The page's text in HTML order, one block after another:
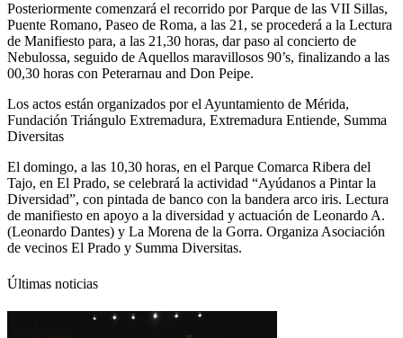
Posteriormente comenzará el recorrido por Parque de las VII Sillas,
Puente Romano, Paseo de Roma, a las 21, se procederá a la Lectura
de Manifiesto para, a las 21,30 horas, dar paso al concierto de
Nebulossa, seguido de Aquellos maravillosos 90’s, finalizando a las
00,30 horas con Peterarnau and Don Peipe.
Los actos están organizados por el Ayuntamiento de Mérida,
Fundación Triángulo Extremadura, Extremadura Entiende, Summa
Diversitas
El domingo, a las 10,30 horas, en el Parque Comarca Ribera del
Tajo, en El Prado, se celebrará la actividad “Ayúdanos a Pintar la
Diversidad”, con pintada de banco con la bandera arco iris. Lectura
de manifiesto en apoyo a la diversidad y actuación de Leonardo A.
(Leonardo Dantes) y La Morena de la Gorra. Organiza Asociación
de vecinos El Prado y Summa Diversitas.
Últimas noticias